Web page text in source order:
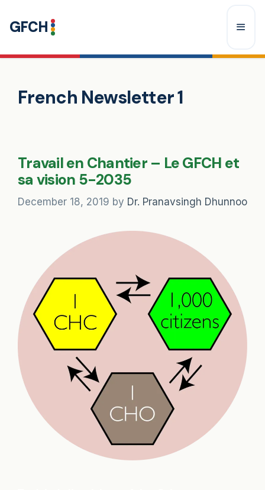
GFCH
French Newsletter 1
Travail en Chantier – Le GFCH et
sa vision 5-2035
December 18, 2019 by Dr. Pranavsingh Dhunnoo